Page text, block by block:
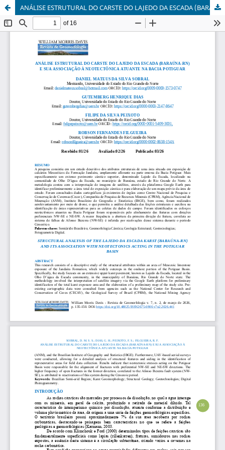
ANÁLISE ESTRUTURAL DO CARSTE DO LAJEDO DA ESCADA (BARAÚNA-RN) E SUA ASSOCIAÇÃO À NEOTECTÔNICA ATUANTE NA BACIA POTIGUAR